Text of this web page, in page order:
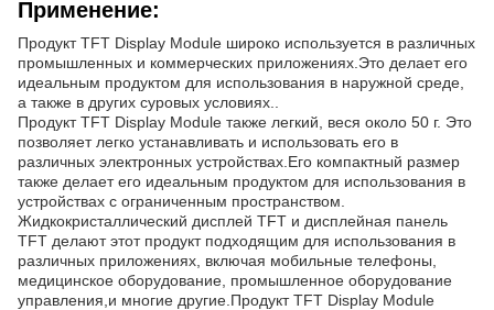
Применение:
Продукт TFT Display Module широко используется в различных
промышленных и коммерческих приложениях.Это делает его
идеальным продуктом для использования в наружной среде,
а также в других суровых условиях..
Продукт TFT Display Module также легкий, веся около 50 г. Это
позволяет легко устанавливать и использовать его в
различных электронных устройствах.Его компактный размер
также делает его идеальным продуктом для использования в
устройствах с ограниченным пространством.
Жидкокристаллический дисплей TFT и дисплейная панель
TFT делают этот продукт подходящим для использования в
различных приложениях, включая мобильные телефоны,
медицинское оборудование, промышленное оборудование
управления,и многие другие.Продукт TFT Display Module